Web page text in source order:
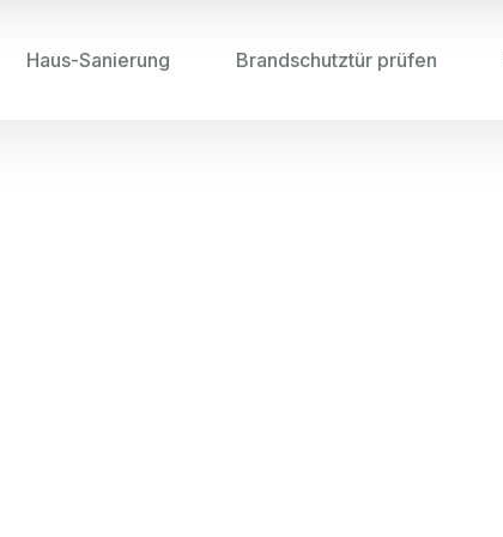
Haus-Sanierung Brandschutztür prüfen